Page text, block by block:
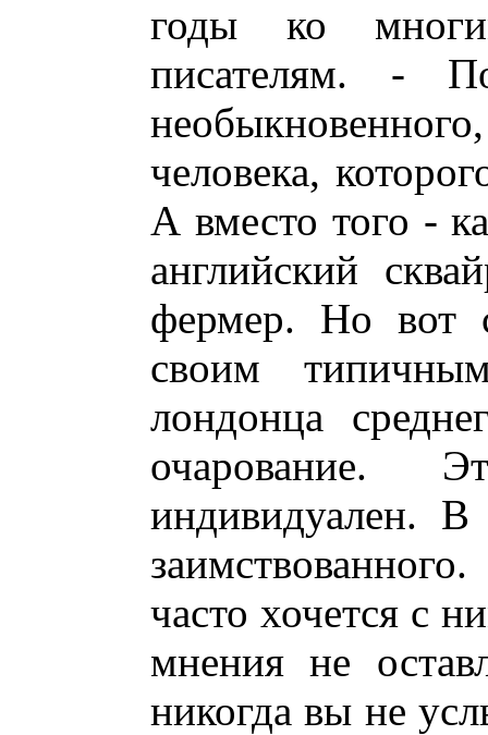
годы ко
писателям. -
человека,
А вместо того -
английский
фермер. Но вот
своим
лондонца
очарование.
индивидуален.
часто хочется с
мнения не
никогда вы не